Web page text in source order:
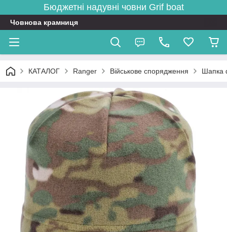
Бюджетні надувні човни Grif boat
Човнова крамниця
КАТАЛОГ Ranger Військове спорядження Шапка